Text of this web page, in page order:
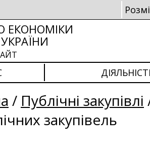
ЕКОНОМІКИ
/ Публічні закупівлі
закупівель